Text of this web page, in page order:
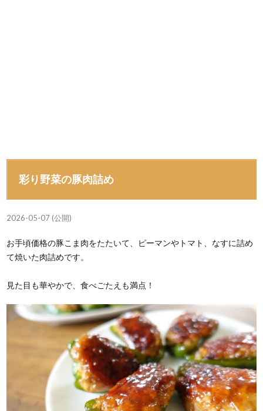
彩り野菜の豚肉詰め
2026-05-07 (公開)
お手頃価格の豚こま肉をたたいて、ピーマンやトマト、なすに詰め
て焼いた肉詰めです。
見た目も華やかで、食べごたえも満点！